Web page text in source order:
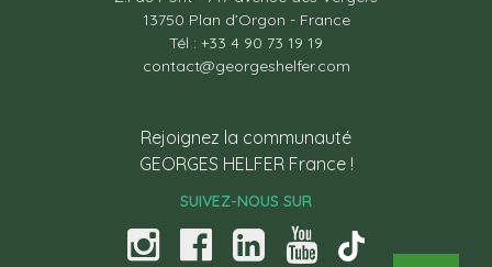
13750 Plan d’Orgon - France
Tél : +33 4 90 73 19 19
contact@georgeshelfer.com
Rejoignez la communauté
GEORGES HELFER France !
SUIVEZ-NOUS SUR